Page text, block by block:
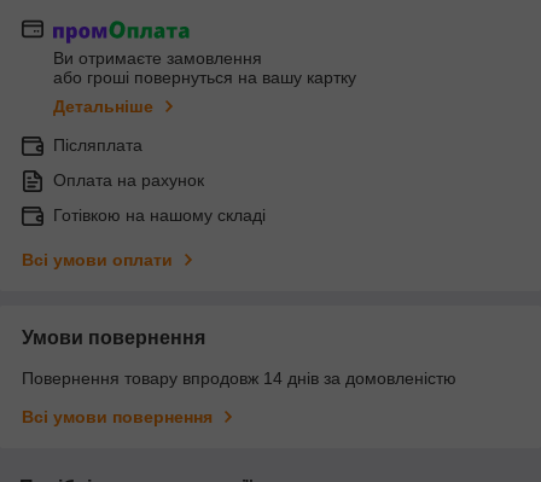
Ви отримаєте замовлення
або гроші повернуться на вашу картку
Детальніше
Післяплата
Оплата на рахунок
Готівкою на нашому складі
Всі умови оплати
Умови повернення
Повернення товару впродовж 14 днів за домовленістю
Всі умови повернення